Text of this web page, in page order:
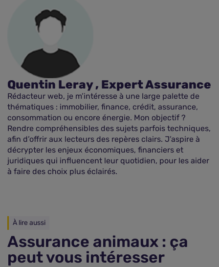
Quentin Leray , Expert Assurance
Rédacteur web, je m’intéresse à une large palette de
thématiques : immobilier, finance, crédit, assurance,
consommation ou encore énergie. Mon objectif ?
Rendre compréhensibles des sujets parfois techniques,
afin d’offrir aux lecteurs des repères clairs. J’aspire à
décrypter les enjeux économiques, financiers et
juridiques qui influencent leur quotidien, pour les aider
à faire des choix plus éclairés.
À lire aussi
Assurance animaux : ça
peut vous intéresser